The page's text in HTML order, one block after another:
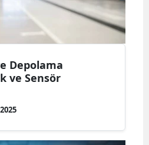
Bitlis
Bursa
Çankırı
Depolama
ve Sensör